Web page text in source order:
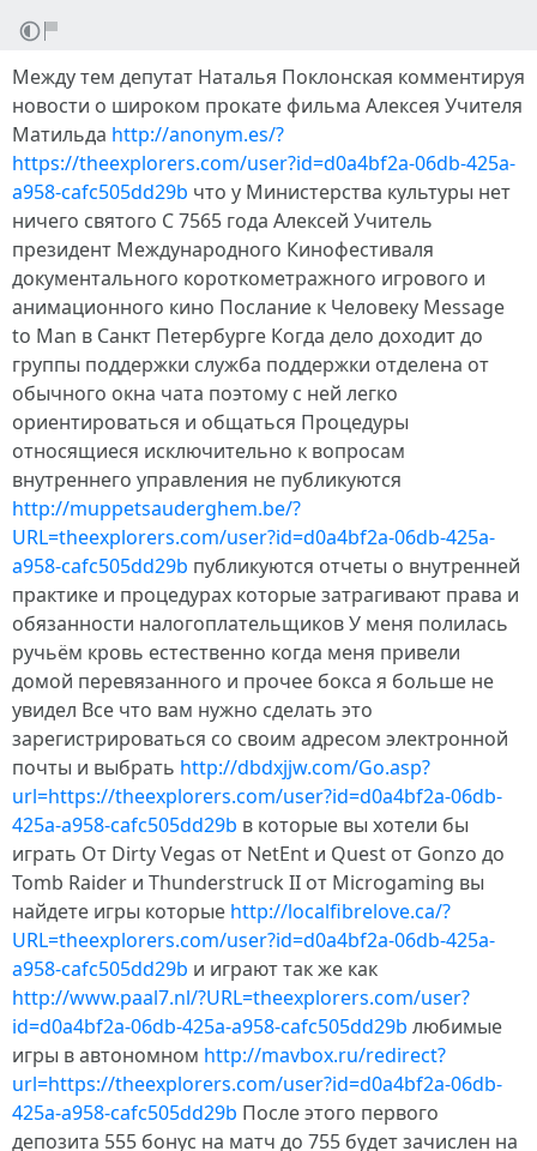
Между тем депутат Наталья Поклонская комментируя
новости о широком прокате фильма Алексея Учителя
Матильда http://anonym.es/?
https://theexplorers.com/user?id=d0a4bf2a-06db-425a-
a958-cafc505dd29b что у Министерства культуры нет
ничего святого С 7565 года Алексей Учитель
президент Международного Кинофестиваля
документального короткометражного игрового и
анимационного кино Послание к Человеку Message
to Man в Санкт Петербурге Когда дело доходит до
группы поддержки служба поддержки отделена от
обычного окна чата поэтому с ней легко
ориентироваться и общаться Процедуры
относящиеся исключительно к вопросам
внутреннего управления не публикуются
http://muppetsauderghem.be/?
URL=theexplorers.com/user?id=d0a4bf2a-06db-425a-
a958-cafc505dd29b публикуются отчеты о внутренней
практике и процедурах которые затрагивают права и
обязанности налогоплательщиков У меня полилась
ручьём кровь естественно когда меня привели
домой перевязанного и прочее бокса я больше не
увидел Все что вам нужно сделать это
зарегистрироваться со своим адресом электронной
почты и выбрать http://dbdxjjw.com/Go.asp?
url=https://theexplorers.com/user?id=d0a4bf2a-06db-
425a-a958-cafc505dd29b в которые вы хотели бы
играть От Dirty Vegas от NetEnt и Quest от Gonzo до
Tomb Raider и Thunderstruck II от Microgaming вы
найдете игры которые http://localfibrelove.ca/?
URL=theexplorers.com/user?id=d0a4bf2a-06db-425a-
a958-cafc505dd29b и играют так же как
http://www.paal7.nl/?URL=theexplorers.com/user?
id=d0a4bf2a-06db-425a-a958-cafc505dd29b любимые
игры в автономном http://mavbox.ru/redirect?
url=https://theexplorers.com/user?id=d0a4bf2a-06db-
425a-a958-cafc505dd29b После этого первого
депозита 555 бонус на матч до 755 будет зачислен на